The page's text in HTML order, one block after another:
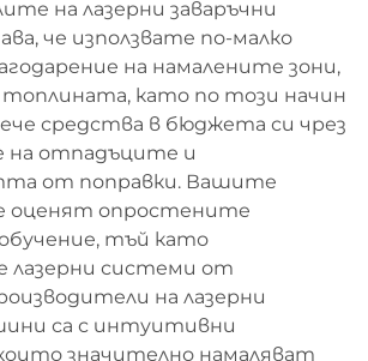
на лазерни заваръчни
че използвате по-малко
на намалените зони,
като по този начин
средства в бюджета си чрез
на отпадъците и
от поправки. Вашите
оценят опростените
обучение, тъй като
лазерни системи от
на лазерни
са с интуитивни
значително намаляват